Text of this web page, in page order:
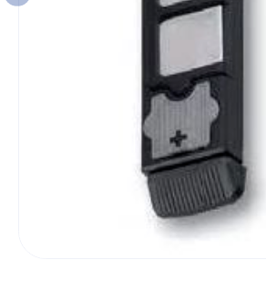
Toegangscontrole